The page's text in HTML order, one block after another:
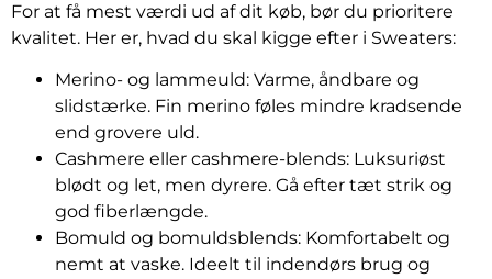
For at få mest værdi ud af dit køb, bør du prioritere
kvalitet. Her er, hvad du skal kigge efter i Sweaters:
Merino- og lammeuld: Varme, åndbare og
slidstærke. Fin merino føles mindre kradsende
end grovere uld.
Cashmere eller cashmere-blends: Luksuriøst
blødt og let, men dyrere. Gå efter tæt strik og
god fiberlængde.
Bomuld og bomuldsblends: Komfortabelt og
nemt at vaske. Ideelt til indendørs brug og